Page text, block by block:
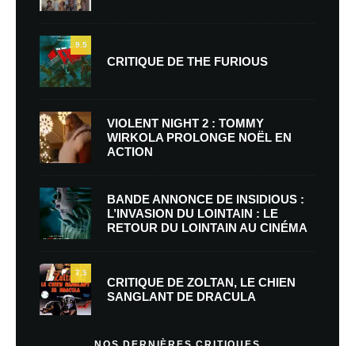
9.5
CRITIQUE DE THE FURIOUS
VIOLENT NIGHT 2 : TOMMY
WIRKOLA PROLONGE NOËL EN
ACTION
BANDE ANNONCE DE INSIDIOUS :
L’INVASION DU LOINTAIN : LE
RETOUR DU LOINTAIN AU CINÉMA
7.5
CRITIQUE DE ZOLTAN, LE CHIEN
SANGLANT DE DRACULA